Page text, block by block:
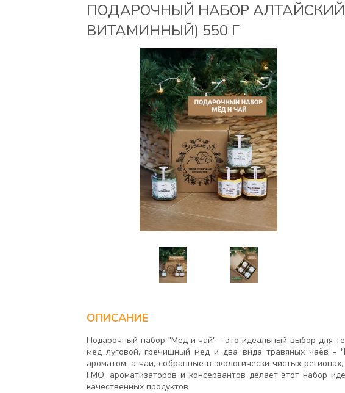
ПОДАРОЧНЫЙ НАБОР
ВИТАМИННЫЙ) 550 Г
ОПИСАНИЕ
Подарочный набор "Мед и чай" - это идеальный выбор для
мед луговой, гречишный мед и два вида травяных чаёв -
ароматом, а чаи, собранные в экологически чистых
ГМО, ароматизаторов и консервантов делает этот набор
качественных продуктов